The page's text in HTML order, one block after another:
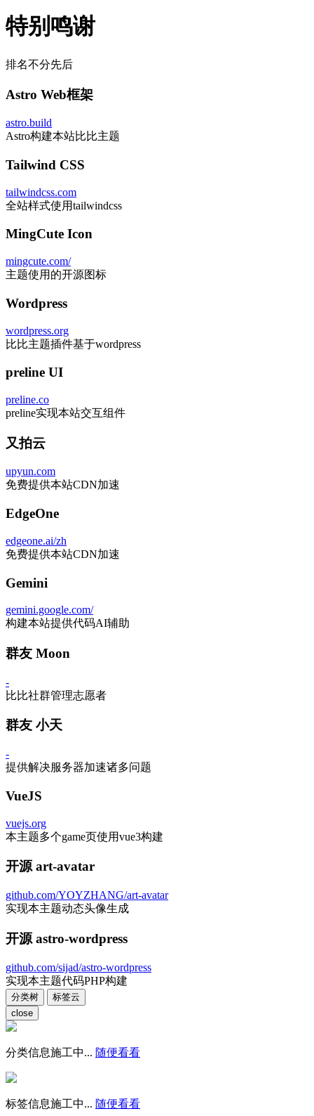
特别鸣谢
排名不分先后
Astro Web框架
astro.build
Astro构建本站比比主题
Tailwind CSS
tailwindcss.com
全站样式使用tailwindcss
MingCute Icon
mingcute.com/
主题使用的开源图标
Wordpress
wordpress.org
比比主题插件基于wordpress
preline UI
preline.co
preline实现本站交互组件
又拍云
upyun.com
免费提供本站CDN加速
EdgeOne
edgeone.ai/zh
免费提供本站CDN加速
Gemini
gemini.google.com/
构建本站提供代码AI辅助
群友 Moon
-
比比社群管理志愿者
群友 小天
-
提供解决服务器加速诸多问题
VueJS
vuejs.org
本主题多个game页使用vue3构建
开源 art-avatar
github.com/YOYZHANG/art-avatar
实现本主题动态头像生成
开源 astro-wordpress
github.com/sijad/astro-wordpress
实现本主题代码PHP构建
分类树
标签云
close
分类信息施工中... 随便看看
标签信息施工中... 随便看看